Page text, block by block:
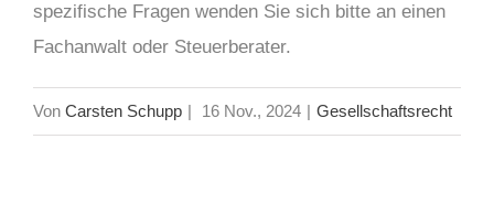
spezifische Fragen wenden Sie sich bitte an einen
Fachanwalt oder Steuerberater.
Von Carsten Schupp | 16 Nov., 2024 | Gesellschaftsrecht